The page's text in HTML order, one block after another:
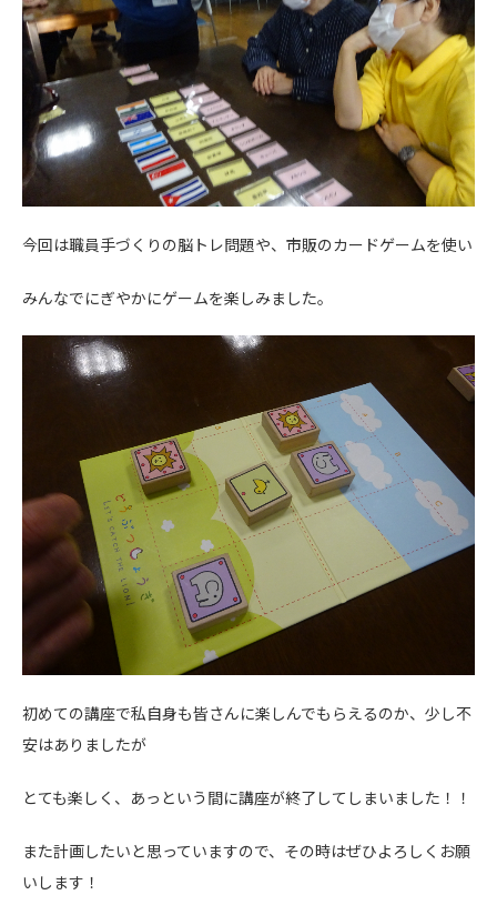
今回は職員手づくりの脳トレ問題や、市販のカードゲームを使い
みんなでにぎやかにゲームを楽しみました。
初めての講座で私自身も皆さんに楽しんでもらえるのか、少し不
安はありましたが
とても楽しく、あっという間に講座が終了してしまいました！！
また計画したいと思っていますので、その時はぜひよろしくお願
いします！